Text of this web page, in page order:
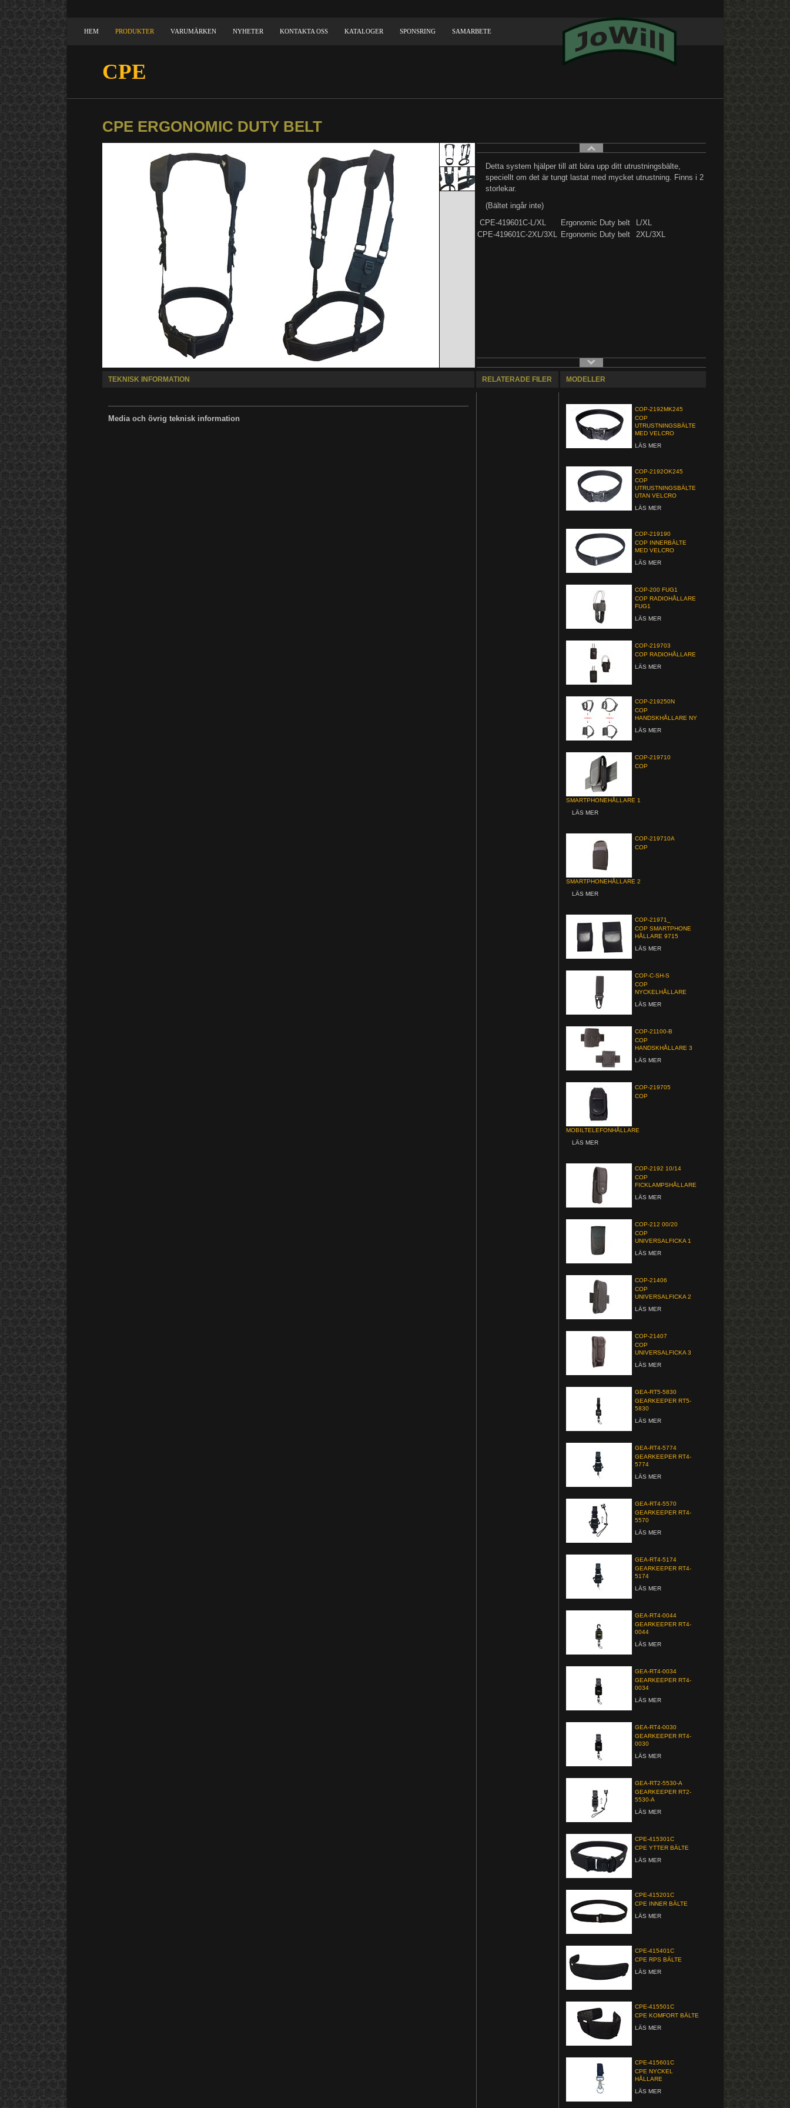
HEM PRODUKTER VARUMÄRKEN NYHETER KONTAKTA OSS KATALOGER SPONSRING SAMARBETE
CPE
CPE ERGONOMIC DUTY BELT
Detta system hjälper till att bära upp ditt utrustningsbälte,
speciellt om det är tungt lastat med mycket utrustning. Finns i 2
storlekar.
(Bältet ingår inte)
CPE-419601C-L/XL
Ergonomic Duty belt
L/XL
CPE-419601C-2XL/3XL Ergonomic Duty belt 2XL/3XL
TEKNISK INFORMATION RELATERADE FILER MODELLER
Media och övrig teknisk information
COP-2192MK245
COP
UTRUSTNINGSBÄLTE
MED VELCRO
LÄS MER
COP-2192OK245
COP
UTRUSTNINGSBÄLTE
UTAN VELCRO
LÄS MER
COP-219190
COP INNERBÄLTE
MED VELCRO
LÄS MER
COP-200 FUG1
COP RADIOHÅLLARE
FUG1
LÄS MER
COP-219703
COP RADIOHÅLLARE
LÄS MER
COP-219250N
COP
HANDSKHÅLLARE NY
LÄS MER
COP-219710
COP
SMARTPHONEHÅLLARE 1
LÄS MER
COP-219710A
COP
SMARTPHONEHÅLLARE 2
LÄS MER
COP-21971_
COP SMARTPHONE
HÅLLARE 9715
LÄS MER
COP-C-SH-S
COP
NYCKELHÅLLARE
LÄS MER
COP-21100-B
COP
HANDSKHÅLLARE 3
LÄS MER
COP-219705
COP
MOBILTELEFONHÅLLARE
LÄS MER
COP-2192 10/14
COP
FICKLAMPSHÅLLARE
LÄS MER
COP-212 00/20
COP
UNIVERSALFICKA 1
LÄS MER
COP-21406
COP
UNIVERSALFICKA 2
LÄS MER
COP-21407
COP
UNIVERSALFICKA 3
LÄS MER
GEA-RT5-5830
GEARKEEPER RT5-
5830
LÄS MER
GEA-RT4-5774
GEARKEEPER RT4-
5774
LÄS MER
GEA-RT4-5570
GEARKEEPER RT4-
5570
LÄS MER
GEA-RT4-5174
GEARKEEPER RT4-
5174
LÄS MER
GEA-RT4-0044
GEARKEEPER RT4-
0044
LÄS MER
GEA-RT4-0034
GEARKEEPER RT4-
0034
LÄS MER
GEA-RT4-0030
GEARKEEPER RT4-
0030
LÄS MER
GEA-RT2-5530-A
GEARKEEPER RT2-
5530-A
LÄS MER
CPE-415301C
CPE YTTER BÄLTE
LÄS MER
CPE-415201C
CPE INNER BÄLTE
LÄS MER
CPE-415401C
CPE RPS BÄLTE
LÄS MER
CPE-415501C
CPE KOMFORT BÄLTE
LÄS MER
CPE-415601C
CPE NYCKEL
HÅLLARE
LÄS MER